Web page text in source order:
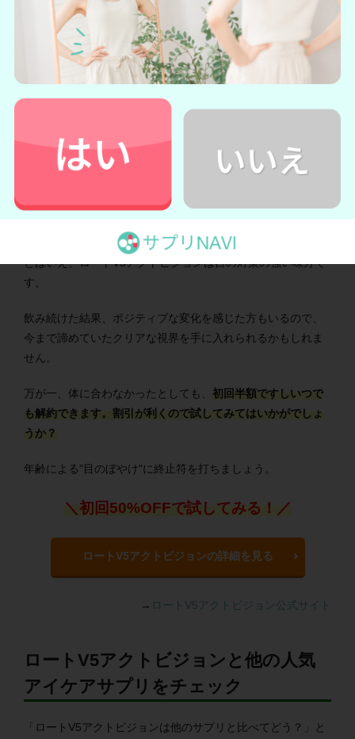
自分のカラダと相性が合わなかった
良い口コミのなかでも「1日1粒目安なのがイイ」「ロート製
薬だから期待できる」といった声が多くありました。
ロートV5アクトビジョンは開発元が大手のロート製薬なの
おすすめです。
まで健康食品なので個人差があることは理解しておきましょ
とはいえ、ロートV5アクトビジョンは目の対策の強い味方で
す。
飲み続けた結果、ポジティブな変化を感じた方もいるので、
今まで諦めていたクリアな視界を手に入れられるかもしれま
せん。
万が一、体に合わなかったとしても、 初回半額ですしいつで
も解約できます。割引が利くので試してみてはいかがでしょ
うか？
年齢による"目のぼやけ"に終止符を打ちましょう。
＼初回50%OFFで試してみる！／
ロートV5アクトビジョンの詳細を見る
→ ロートV5アクトビジョン公式サイト
ロートV5アクトビジョンと他の人気
アイケアサプリをチェック
「ロートV5アクトビジョンは他のサプリと比べてどう？」と